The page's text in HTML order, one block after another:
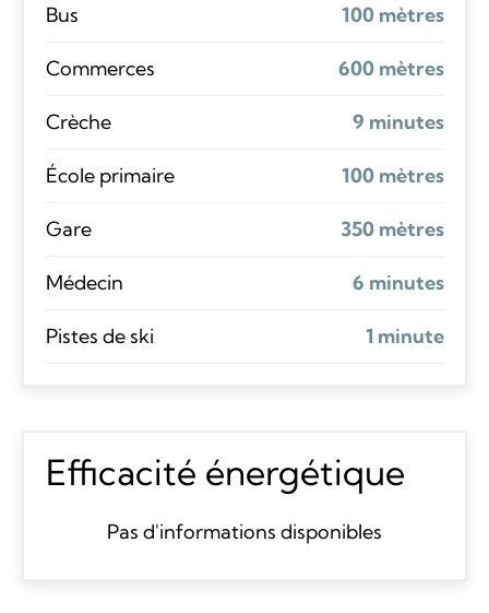
Bus 100 mètres
Commerces 600 mètres
Crèche 9 minutes
École primaire 100 mètres
Gare 350 mètres
Médecin 6 minutes
Pistes de ski 1 minute
Efficacité énergétique
Pas d'informations disponibles